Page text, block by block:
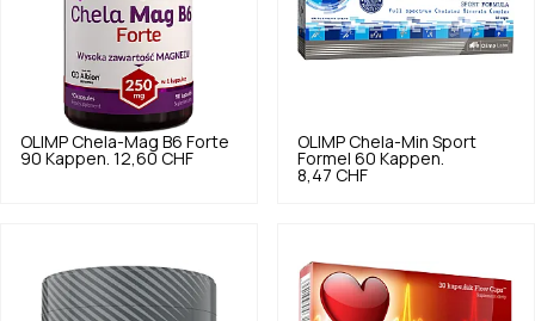
OLIMP Chela-Mag B6 Forte
90 Kappen. 12,60 CHF
OLIMP Chela-Min Sport
Formel 60 Kappen.
8,47 CHF